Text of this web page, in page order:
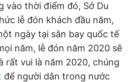
vào thời điểm đó, Sở Du
lễ đón khách đầu năm,
ngày tại sân bay quốc tế
năm, lễ đón năm 2020 sẽ
rất vui là năm 2020, chúng
để người dân trong nước